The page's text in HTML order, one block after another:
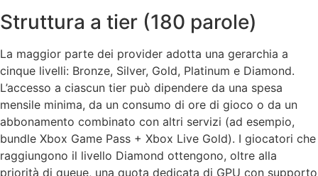
Struttura a tier (180 parole)
La maggior parte dei provider adotta una gerarchia a
cinque livelli: Bronze, Silver, Gold, Platinum e Diamond.
L’accesso a ciascun tier può dipendere da una spesa
mensile minima, da un consumo di ore di gioco o da un
abbonamento combinato con altri servizi (ad esempio,
bundle Xbox Game Pass + Xbox Live Gold). I giocatori che
raggiungono il livello Diamond ottengono, oltre alla
priorità di queue, una quota dedicata di GPU con supporto